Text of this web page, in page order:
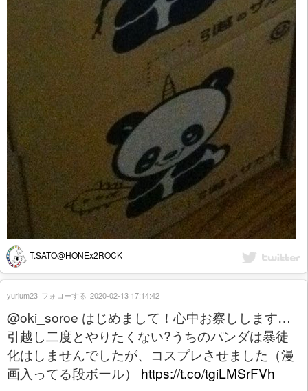
T.SATO@HONEx2ROCK
@oki_soroe はじめまして！心中お察しします…
引越し二度とやりたくない?うちのパンダは暴徒
化はしませんでしたが、コスプレさせました（漫
画入ってる段ボール） https://t.co/tgiLMSrFVh
yurium23 フォローする 2020-02-13 17:14:42